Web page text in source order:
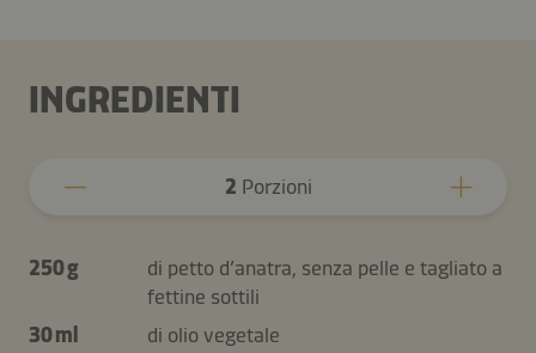
INGREDIENTI
2 Porzioni
250 g
di petto d’anatra, senza pelle e tagliato a
fettine sottili
30 ml
di olio vegetale